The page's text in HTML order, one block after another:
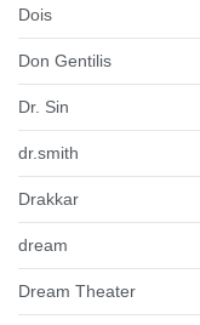
Dois
Don Gentilis
Dr. Sin
dr.smith
Drakkar
dream
Dream Theater